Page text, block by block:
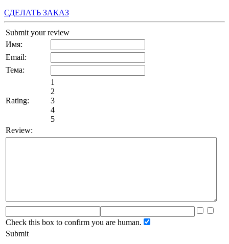
СДЕЛАТЬ ЗАКАЗ
Submit your review
Имя:
Email:
Тема:
Rating:
1
2
3
4
5
Review:
Check this box to confirm you are human.
Submit